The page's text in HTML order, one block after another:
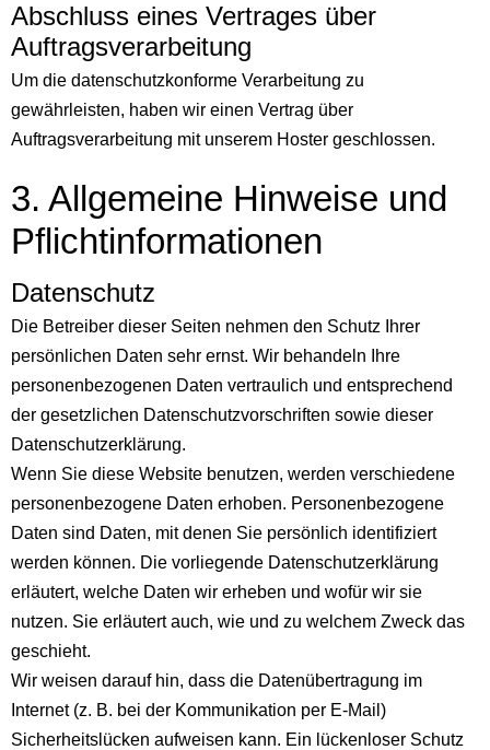
Abschluss eines Vertrages über
Auftrags­verarbeitung
Um die datenschutzkonforme Verarbeitung zu
gewährleisten, haben wir einen Vertrag über
Auftragsverarbeitung mit unserem Hoster geschlossen.
3. Allgemeine Hinweise und
Pflicht­in­for­ma­tio­nen
Datenschutz
Die Betreiber dieser Seiten nehmen den Schutz Ihrer
persönlichen Daten sehr ernst. Wir behandeln Ihre
personenbezogenen Daten vertraulich und entsprechend
der gesetzlichen Datenschutzvorschriften sowie dieser
Datenschutzerklärung.
Wenn Sie diese Website benutzen, werden verschiedene
personenbezogene Daten erhoben. Personenbezogene
Daten sind Daten, mit denen Sie persönlich identifiziert
werden können. Die vorliegende Datenschutzerklärung
erläutert, welche Daten wir erheben und wofür wir sie
nutzen. Sie erläutert auch, wie und zu welchem Zweck das
geschieht.
Wir weisen darauf hin, dass die Datenübertragung im
Internet (z. B. bei der Kommunikation per E-Mail)
Sicherheitslücken aufweisen kann. Ein lückenloser Schutz